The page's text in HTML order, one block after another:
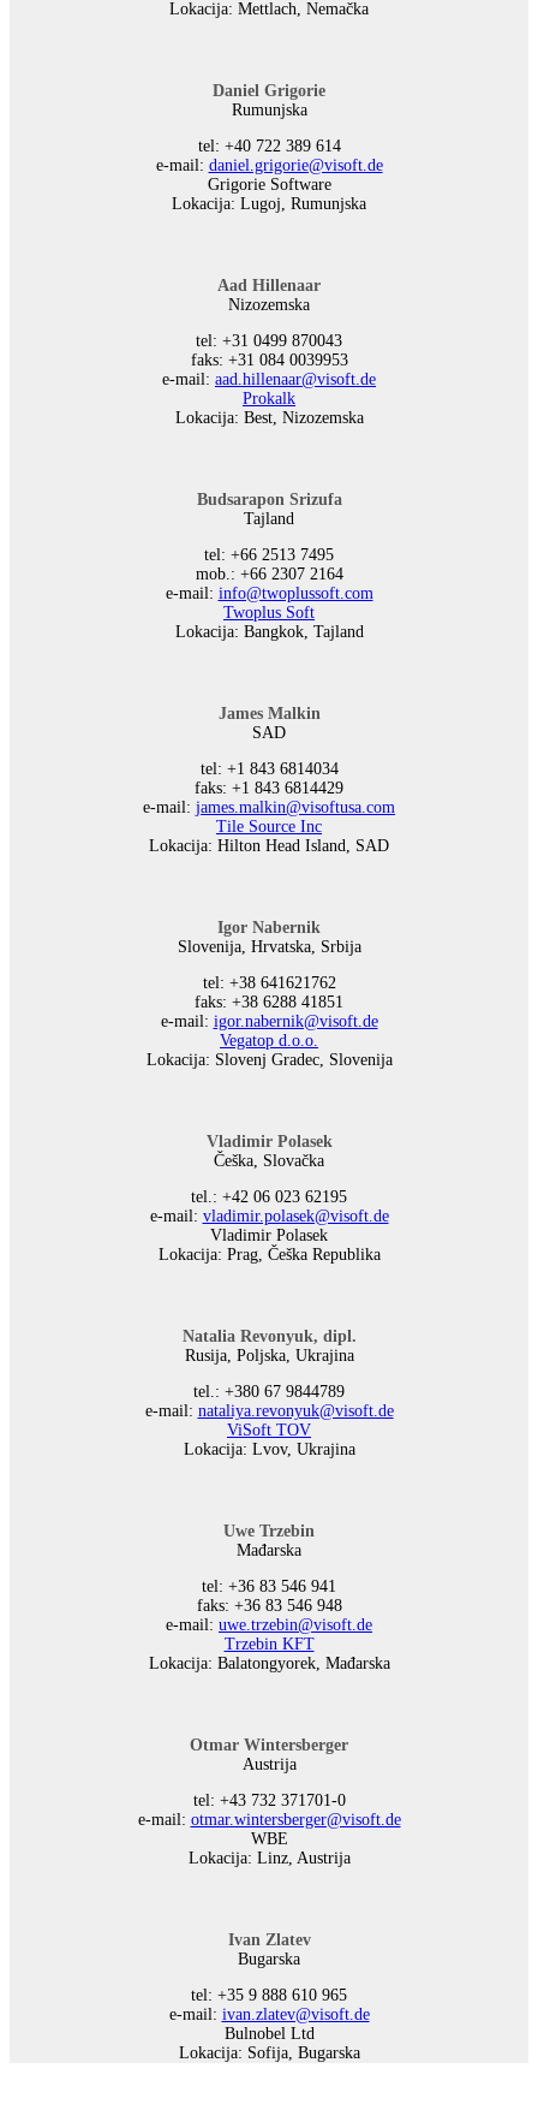
Lokacija: Mettlach, Nemačka
Daniel Grigorie
Rumunjska
tel: +40 722 389 614
е-mail: daniel.grigorie@visoft.de
Grigorie Software
Lokacija: Lugoj, Rumunjska
Aad Hillenaar
Nizozemska
tel: +31 0499 870043
faks: +31 084 0039953
е-mail: aad.hillenaar@visoft.de
Prokalk
Lokacija: Best, Nizozemska
Budsarapon Srizufa
Tajland
tel: +66 2513 7495
mob.: +66 2307 2164
е-mail: info@twoplussoft.com
Twoplus Soft
Lokacija: Bangkok, Tajland
James Malkin
SAD
tel: +1 843 6814034
faks: +1 843 6814429
е-mail: james.malkin@visoftusa.com
Tile Source Inc
Lokacija: Hilton Head Island, SAD
Igor Nabernik
Slovenija, Hrvatska, Srbija
tel: +38 641621762
faks: +38 6288 41851
е-mail: igor.nabernik@visoft.de
Vegatop d.o.o.
Lokacija: Slovenj Gradec, Slovenija
Vladimir Polasek
Češka, Slovačka
tel.: +42 06 023 62195
е-mail: vladimir.polasek@visoft.de
Vladimir Polasek
Lokacija: Prag, Češka Republika
Natalia Revonyuk, dipl.
Rusija, Poljska, Ukrajina
tel.: +380 67 9844789
е-mail: nataliya.revonyuk@visoft.de
ViSoft TOV
Lokacija: Lvov, Ukrajina
Uwe Trzebin
Mađarska
tel: +36 83 546 941
faks: +36 83 546 948
е-mail: uwe.trzebin@visoft.de
Trzebin KFT
Lokacija: Balatongyorek, Mađarska
Otmar Wintersberger
Austrija
tel: +43 732 371701-0
е-mail: otmar.wintersberger@visoft.de
WBE
Lokacija: Linz, Austrija
Ivan Zlatev
Bugarska
tel: +35 9 888 610 965
е-mail: ivan.zlatev@visoft.de
Bulnobel Ltd
Lokacija: Sofija, Bugarska